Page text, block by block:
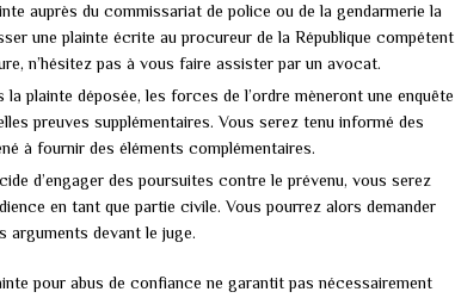
auprès du commissariat de police ou de la gendarmerie la
une plainte écrite au procureur de la République compétent
n’hésitez pas à vous faire assister par un avocat.
la plainte déposée, les forces de l’ordre mèneront une enquête
preuves supplémentaires. Vous serez tenu informé des
à fournir des éléments complémentaires.
d’engager des poursuites contre le prévenu, vous serez
en tant que partie civile. Vous pourrez alors demander
arguments devant le juge.
pour abus de confiance ne garantit pas nécessairement